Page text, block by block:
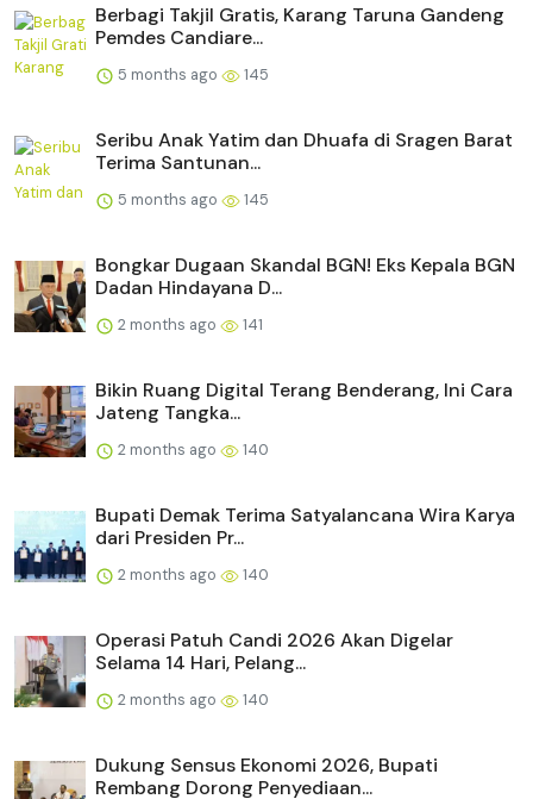
Berbagi Takjil Gratis, Karang Taruna Gandeng
Pemdes Candiare...
5 months ago 145
Seribu Anak Yatim dan Dhuafa di Sragen Barat
Terima Santunan...
5 months ago 145
Bongkar Dugaan Skandal BGN! Eks Kepala BGN
Dadan Hindayana D...
2 months ago 141
Bikin Ruang Digital Terang Benderang, Ini Cara
Jateng Tangka...
2 months ago 140
Bupati Demak Terima Satyalancana Wira Karya
dari Presiden Pr...
2 months ago 140
Operasi Patuh Candi 2026 Akan Digelar
Selama 14 Hari, Pelang...
2 months ago 140
Dukung Sensus Ekonomi 2026, Bupati
Rembang Dorong Penyediaan...